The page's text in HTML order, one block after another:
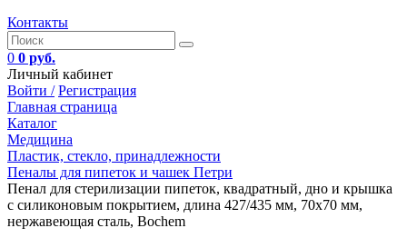
Контакты
0 0 руб.
Личный кабинет
Войти / Регистрация
Главная страница
Каталог
Медицина
Пластик, стекло, принадлежности
Пеналы для пипеток и чашек Петри
Пенал для стерилизации пипеток, квадратный, дно и крышка
с силиконовым покрытием, длина 427/435 мм, 70x70 мм,
нержавеющая сталь, Bochem